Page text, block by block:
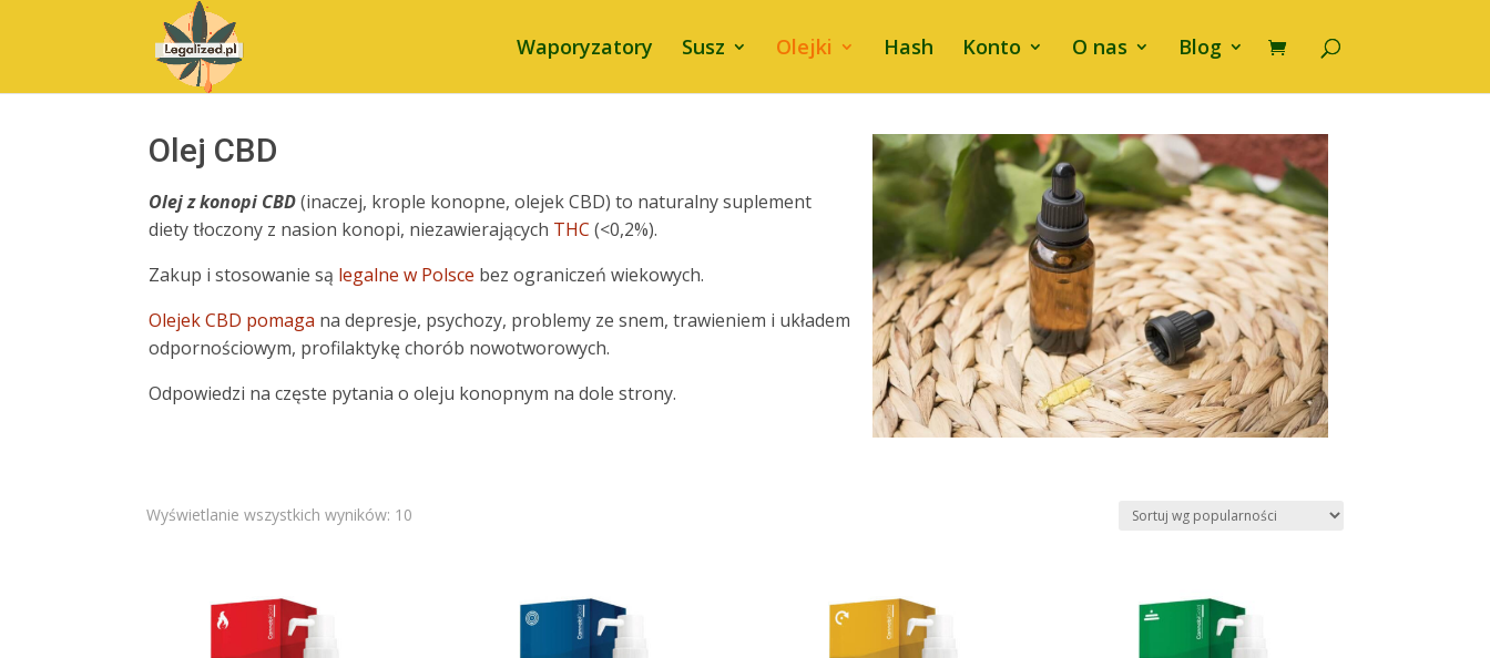
Waporyzatory Susz Olejki Hash Konto O nas Blog
Olej CBD
Olej z konopi CBD(inaczej, krople konopne, olejek CBD) to naturalny suplement
diety tłoczony z nasion konopi, niezawierających THC (<0,2%).
Zakup i stosowanie są legalne w Polsce bez ograniczeń wiekowych.
Olejek CBD pomaga na depresje, psychozy, problemy ze snem, trawieniem i układem
odpornościowym, profilaktykę chorób nowotworowych.
Odpowiedzi na częste pytania o oleju konopnym na dole strony.
Wyświetlanie wszystkich wyników: 10